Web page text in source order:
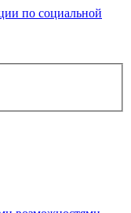
по социальной